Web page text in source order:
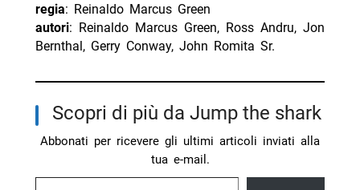
regia: Reinaldo Marcus Green
autori: Reinaldo Marcus Green, Ross Andru, Jon
Bernthal, Gerry Conway, John Romita Sr.
Scopri di più da Jump the shark
Abbonati per ricevere gli ultimi articoli inviati alla
tua e-mail.
Digita la tua e-mail...